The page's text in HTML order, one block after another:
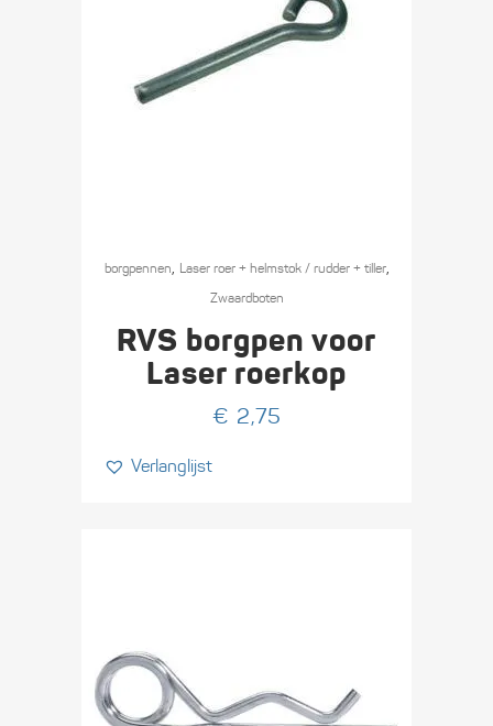
borgpennen, Laser roer + helmstok / rudder + tiller,
Zwaard­boten
RVS borgpen voor
Laser roerkop
€ 2,75
Verlanglijst